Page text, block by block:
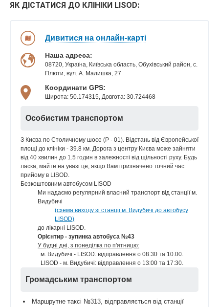
ЯК ДІСТАТИСЯ ДО КЛІНІКИ LISOD:
Наша адреса:
08720, Україна, Київська область, Обухівський район, с.
Плюти, вул. А. Малишка, 27
Координати GPS:
Широта: 50.174315, Довгота: 30.724468
Дивитися на онлайн-карті
Особистим транспортом
З Києва по Столичному шосе (P - 01). Відстань від Європейської
площі до клініки - 39.8 км. Дорога з центру Києва може зайняти
від 40 хвилин до 1.5 годин в залежності від щільності руху. Будь
ласка, майте на увазі це, якщо Вам призначено точний час
прийому в LISOD.
Безкоштовним автобусом LISOD
Ми надаємо регулярний власний транспорт від станції м.
Видубичі
(схема виходу зі станції м. Видубичі до автобусу
LISOD)
до лікарні LISOD.
Орієнтир - зупинка автобуса №43
У будні дні, з понеділка по п'ятницю:
м. Видубичі - LISOD: відправлення о 08:30 та 10:00.
LISOD - м. Видубичі: відправлення о 13:00 та 17:30.
Громадським транспортом
Маршрутне таксі №313, відправляється від станції